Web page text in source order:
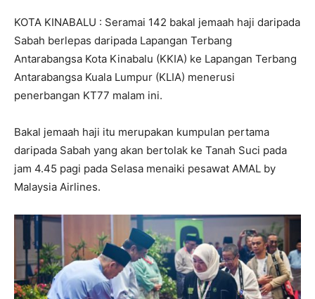
KOTA KINABALU : Seramai 142 bakal jemaah haji daripada
Sabah berlepas daripada Lapangan Terbang
Antarabangsa Kota Kinabalu (KKIA) ke Lapangan Terbang
Antarabangsa Kuala Lumpur (KLIA) menerusi
penerbangan KT77 malam ini.
Bakal jemaah haji itu merupakan kumpulan pertama
daripada Sabah yang akan bertolak ke Tanah Suci pada
jam 4.45 pagi pada Selasa menaiki pesawat AMAL by
Malaysia Airlines.